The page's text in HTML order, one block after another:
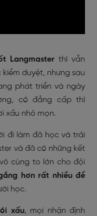
Langmaster thì vẫn
duyệt, nhưng sau
phát triển và ngày
có đẳng cấp thì
xấu nhỏ mọn.
đi làm đã học và trải
và đã có những kết
cùng to lớn cho đội
hơn rất nhiều để
học.
xấu, mọi nhận định